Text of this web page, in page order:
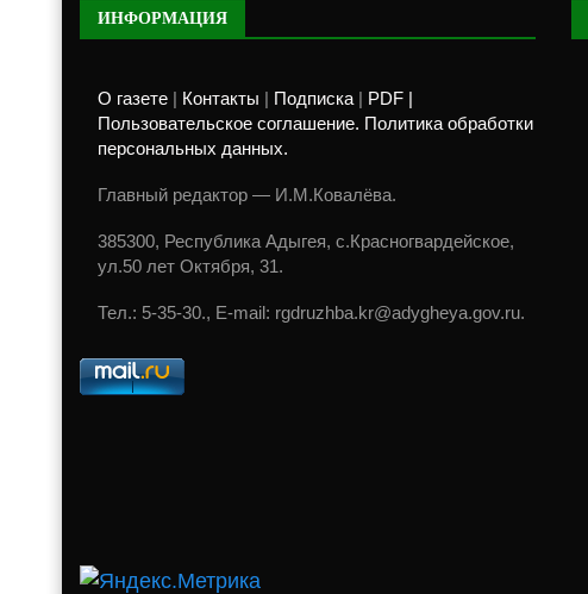
ИНФОРМАЦИЯ
О газете Контакты Подписка
PDF |
Пользовательское соглашение. Политика обработки
персональных данных.
Главный редактор — И.М.Ковалёва.
385300, Республика Адыгея, с.Красногвардейское,
ул.50 лет Октября, 31.
Тел.: 5-35-30., E-mail: rgdruzhba.kr@adygheya.gov.ru.